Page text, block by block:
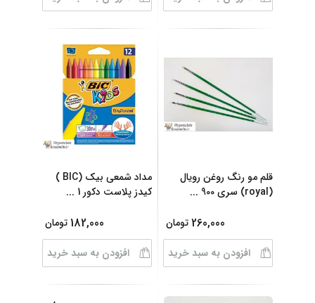
قلم مو رنگ روغن رویال
(royal) سری 900
...
260,000تومان
افزودن به سبد خرید
مداد شمعی بیک (BIC )
کیدز پلاست دکور 1
...
182,000 تومان
افزودن به سبد خرید